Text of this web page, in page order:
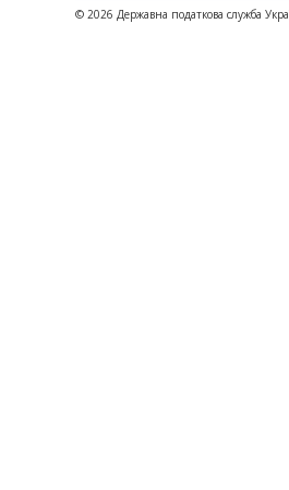
© 2026 Державна податкова служба